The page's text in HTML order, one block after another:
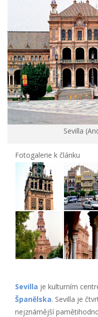
Sevilla
Fotogalerie k článku
Sevilla je kulturním
Španělska. Sevilla je
nejznámější